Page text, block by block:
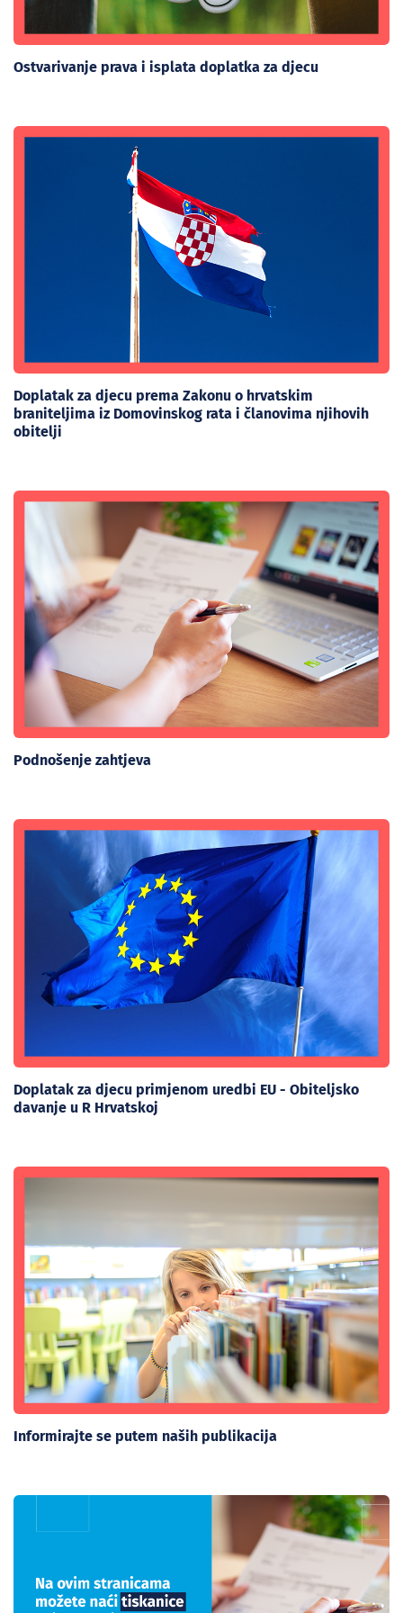
Ostvarivanje prava i isplata doplatka za djecu
Doplatak za djecu prema Zakonu o hrvatskim
braniteljima iz Domovinskog rata i članovima njihovih
obitelji
Podnošenje zahtjeva
Doplatak za djecu primjenom uredbi EU - Obiteljsko
davanje u R Hrvatskoj
Informirajte se putem naših publikacija